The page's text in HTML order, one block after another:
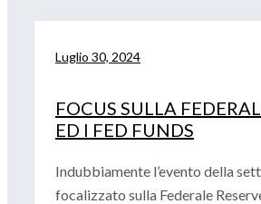
Luglio 30, 2024
FOCUS SULLA
ED I FED FUNDS
Indubbiamente l’evento della
focalizzato sulla Federale